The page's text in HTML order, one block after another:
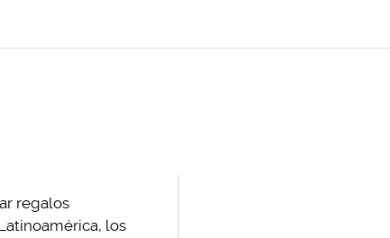
regalos
los